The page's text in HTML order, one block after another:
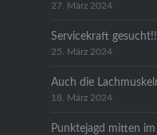
27. März 2024
Servicekraft
25. März 2024
Auch die
18. März 2024
Punktejagd mitten